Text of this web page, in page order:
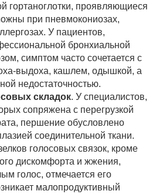
гортаноглотки, проявляющиеся
при пневмокониозах,
У пациентов,
бронхиальной
симптом часто сочетается с
выдоха, кашлем, одышкой, а
недостаточностью.
складок. У специалистов,
сопряжена с перегрузкой
першение обусловлено
соединительной ткани.
голосовых связок, кроме
дискомфорта и жжения,
голос, отмечается его
малопродуктивный